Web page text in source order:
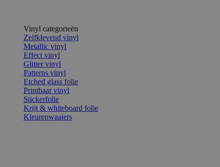
Vinyl categorieën
Zelfklevend vinyl
Metallic vinyl
Effect vinyl
Glitter vinyl
Patterns vinyl
Etched glass folie
Printbaar vinyl
Stickerfolie
Krijt & whiteboard folie
Kleurenwaaiers